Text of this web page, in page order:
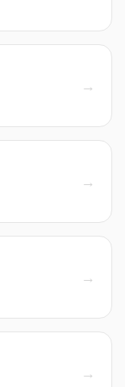
→
→
→
→